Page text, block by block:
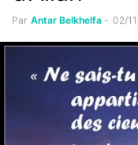
Par Antar Belkhelfa - 02/